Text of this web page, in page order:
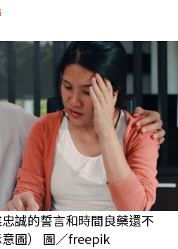
誠的誓言和時間良藥還不
圖） 圖／freepik